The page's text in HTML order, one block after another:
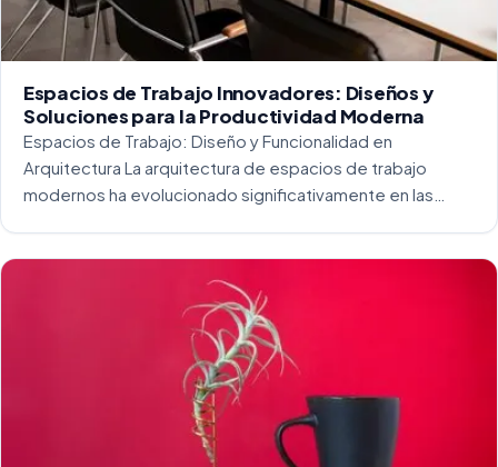
Espacios de Trabajo Innovadores: Diseños y
Soluciones para la Productividad Moderna
Espacios de Trabajo: Diseño y Funcionalidad en
Arquitectura La arquitectura de espacios de trabajo
modernos ha evolucionado significativamente en las